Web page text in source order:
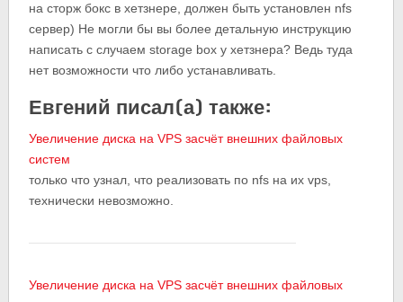
на сторж бокс в хетзнере, должен быть установлен nfs
сервер) Не могли бы вы более детальную инструкцию
написать с случаем storage box у хетзнера? Ведь туда
нет возможности что либо устанавливать.
Евгений писал(а) также:
Увеличение диска на VPS засчёт внешних файловых
систем
только что узнал, что реализовать по nfs на их vps,
технически невозможно.
Увеличение диска на VPS засчёт внешних файловых